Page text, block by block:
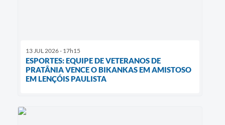
13 JUL 2026 - 17h15
ESPORTES: EQUIPE DE VETERANOS DE
PRATÂNIA VENCE O BIKANKAS EM AMISTOSO
EM LENÇÓIS PAULISTA